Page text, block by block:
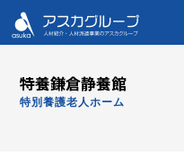
特養鎌倉静養館
特別養護老人ホーム